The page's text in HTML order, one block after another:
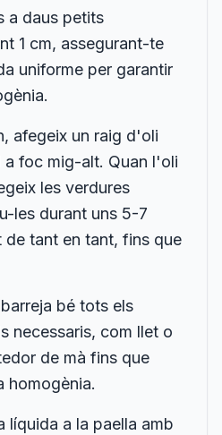
a daus petits
1 cm, assegurant-te
uniforme per garantir
afegeix un raig d'oli
foc mig-alt. Quan l'oli
les verdures
les durant uns 5-7
de tant en tant, fins que
bé tots els
necessaris, com llet o
de mà fins que
homogènia.
líquida a la paella amb